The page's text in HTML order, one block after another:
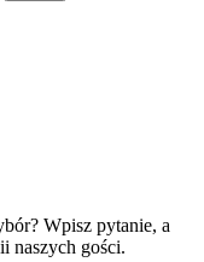
Wpisz pytanie, a
naszych gości.